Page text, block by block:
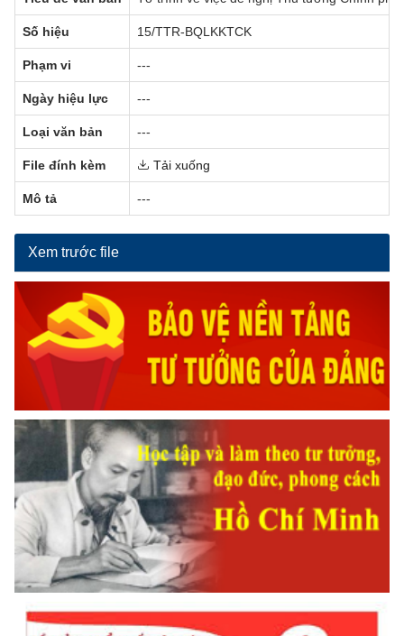
Số hiệu 15/TTR-BQLKKTCK
Phạm vi ---
Ngày hiệu lực ---
Loại văn bản ---
File đính kèm Tải xuống
Mô tả ---
Xem trước file